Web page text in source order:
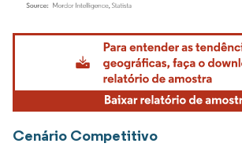
Imagem © Mordor Intelligence. O reuso requer
Cenário Competitivo